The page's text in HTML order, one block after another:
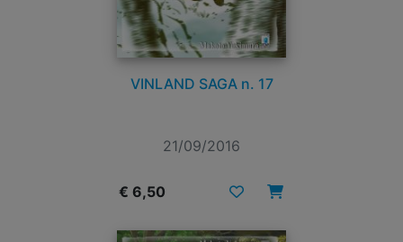
VINLAND SAGA n. 17
21/09/2016
€ 6,50